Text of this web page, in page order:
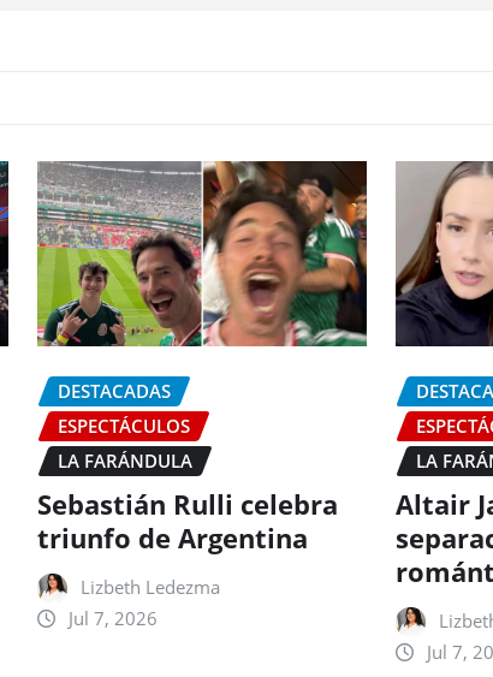
DESTACADAS
ESPECTÁCULOS
LA FARÁNDULA
Sebastián Rulli celebra
triunfo de Argentina
Lizbeth Ledezma
Jul 7, 2026
LA
Altair
Jul 7,